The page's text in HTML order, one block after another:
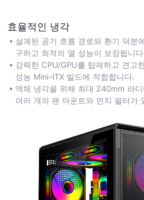
효율적인 냉각
설계된 공기 흐름 경로와 환기 덕분
구하고 최적의 열 성능이 보장됩니
강력한 CPU/GPU를 탑재하고 견고
성능 Mini-ITX 빌드에 적합합니다.
액체 냉각을 위해 최대 240mm 라
여러 개의 팬 마운트와 먼지 필터가